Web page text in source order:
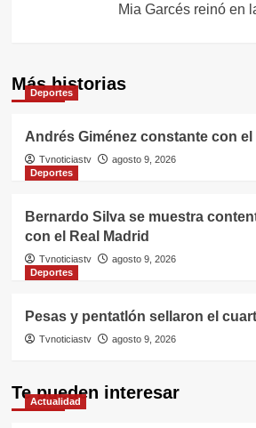
Mia Garcés reinó en
Más historias
Deportes
Andrés Giménez constante con el
Tvnoticiastv
agosto 9, 2026
Deportes
Bernardo Silva se muestra
con el Real Madrid
Tvnoticiastv
agosto 9, 2026
Deportes
Pesas y pentatlón sellaron el
Tvnoticiastv agosto 9, 2026
Te pueden interesar
Actualidad